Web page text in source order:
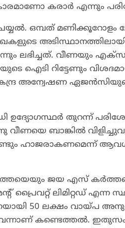
കരാർ എന്നും
ഒമ്പത് മണിക്കൂറോളം
ലഭിച്ചത്. വീണയും
ഐടി റിട്ടേണും
അന്വേഷണ
ഉദ്യോഗസ്ഥർ തുറന്ന്
വീണയെ ബാങ്കിൽ
ഹാജരാകണമെന്ന്
ജയ എസ്
പ്രൈവറ്റ് ലിമിറ്റഡ് എന്ന
50 ലക്ഷം വായ്പ
കണ്ടെത്തൽ.